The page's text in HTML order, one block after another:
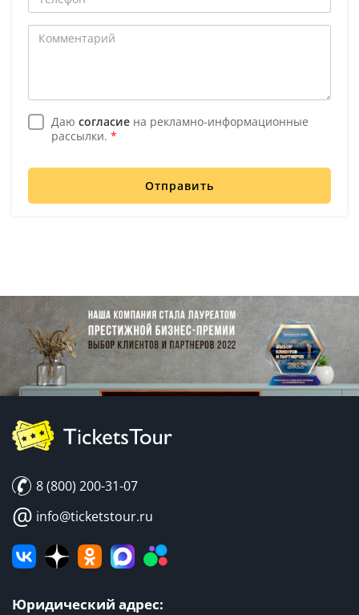
Даю согласие на рекламно-информационные
рассылки. *
Отправить
8 (800) 200-31-07
@ info@ticketstour.ru
Юридический адрес: